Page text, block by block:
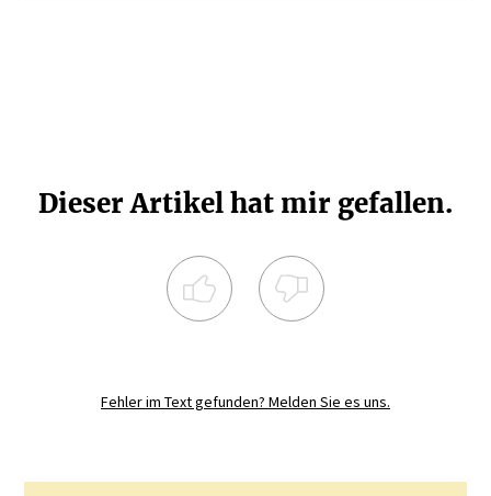
Dieser Artikel hat mir gefallen.
Fehler im Text gefunden? Melden Sie es uns.